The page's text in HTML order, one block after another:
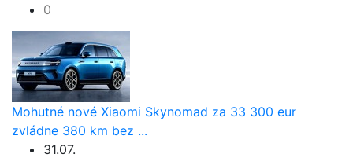
0
Mohutné nové Xiaomi Skynomad za 33 300 eur
zvládne 380 km bez ...
31.07.